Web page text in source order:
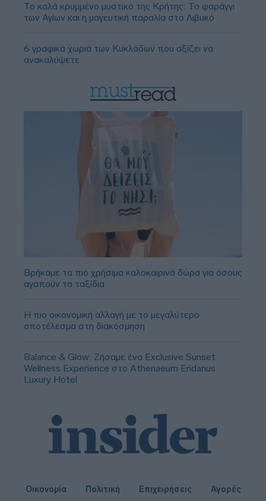
Το καλά κρυμμένο μυστικό της Κρήτης: Το φαράγγι
των Αγίων και η μαγευτική παραλία στο Λιβυκό
6 γραφικά χωριά των Κυκλάδων που αξίζει να
ανακαλύψετε
Βρήκαμε τα πιο χρήσιμα καλοκαιρινά δώρα για όσους
αγαπούν τα ταξίδια
Η πιο οικονομική αλλαγή με το μεγαλύτερο
αποτέλεσμα στη διακόσμηση
Balance & Glow: Ζήσαμε ένα Exclusive Sunset
Wellness Experience στο Athenaeum Eridanus
Luxury Hotel
Οικονομία Πολιτική Επιχειρήσεις Αγορές